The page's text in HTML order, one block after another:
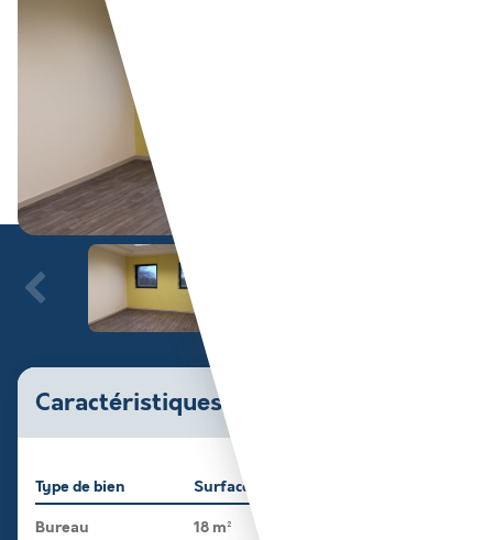
Caractéristiques du bien
Type de bien
Bureau
Surface
18 m²